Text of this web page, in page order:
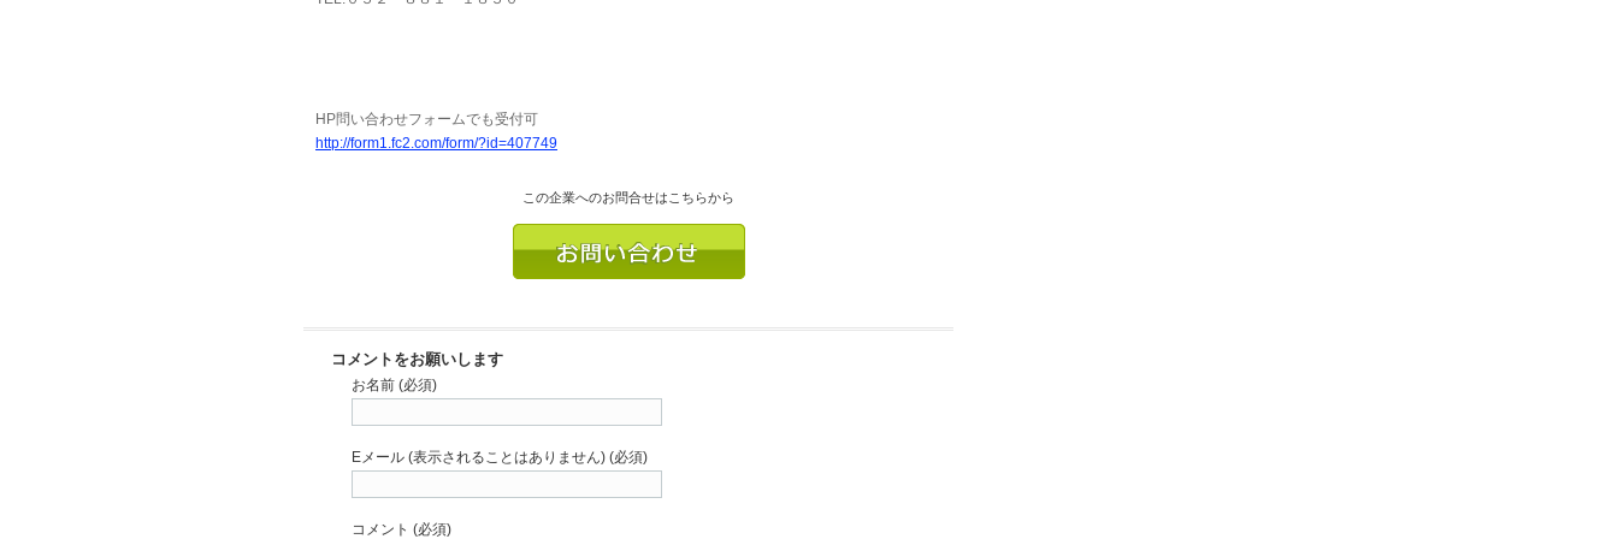
HP問い合わせフォームでも受付可
http://form1.fc2.com/form/?id=407749
この企業へのお問合せはこちらから
コメントをお願いします
お名前 (必須)
Eメール (表示されることはありません) (必須)
コメント (必須)